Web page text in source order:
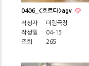
0406_<흐르다>agv
작성자
미림극장
작성일
04-15
조회
265